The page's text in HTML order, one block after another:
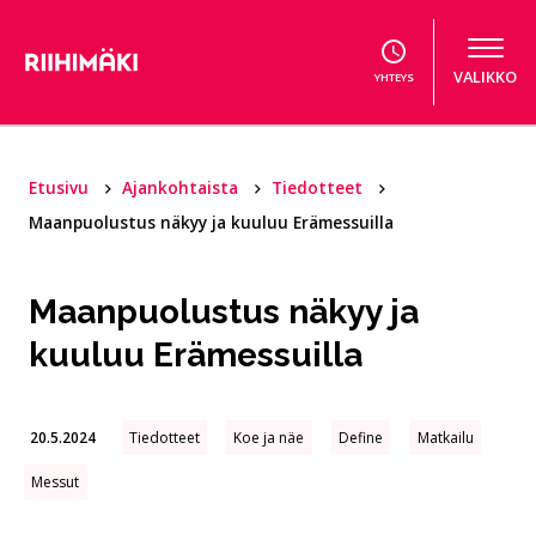
YHTEYS VALIKKO
Etusivu Ajankohtaista
Tiedotteet
Maanpuolustus näkyy ja kuuluu Erämessuilla
Maanpuolustus näkyy ja
kuuluu Erämessuilla
20.5.2024 Tiedotteet Koe ja näe Define Matkailu
Messut